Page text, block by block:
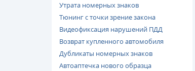
Утрата номерных знаков
Тюнинг с точки зрение закона
Видеофиксация нарушений ПДД
Возврат купленного автомобиля
Дубликаты номерных знаков
Автоаптечка нового образца